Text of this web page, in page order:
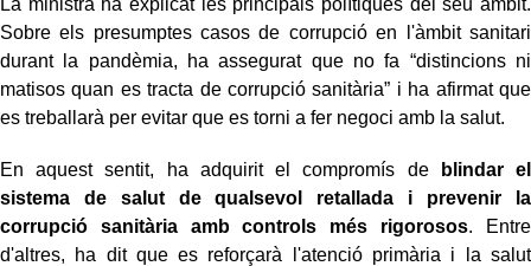
La ministra ha explicat les principals polítiques del seu àmbit.
Sobre els presumptes casos de corrupció en l'àmbit sanitari
durant la pandèmia, ha assegurat que no fa “distincions ni
matisos quan es tracta de corrupció sanitària” i ha afirmat que
es treballarà per evitar que es torni a fer negoci amb la salut.
En aquest sentit, ha adquirit el compromís de
blindar el
sistema de salut de qualsevol retallada i prevenir la
corrupció sanitària amb controls més rigorosos. Entre
d'altres, ha dit que es reforçarà l'atenció primària i la salut